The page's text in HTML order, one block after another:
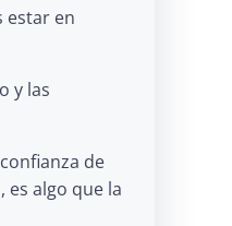
estar en
y las
de
algo que la